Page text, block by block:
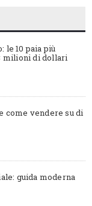
le 10 paia più
milioni di dollari
come vendere su di
guida moderna